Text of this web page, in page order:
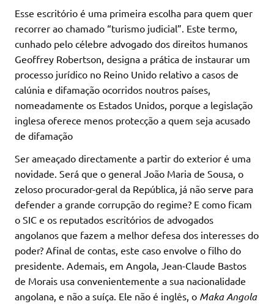
Esse escritório é uma primeira escolha para quem quer
recorrer ao chamado “turismo judicial”. Este termo,
cunhado pelo célebre advogado dos direitos humanos
Geoffrey Robertson, designa a prática de instaurar um
processo jurídico no Reino Unido relativo a casos de
calúnia e difamação ocorridos noutros países,
nomeadamente os Estados Unidos, porque a legislação
inglesa oferece menos protecção a quem seja acusado
de difamação
Ser ameaçado directamente a partir do exterior é uma
novidade. Será que o general João Maria de Sousa, o
zeloso procurador-geral da República, já não serve para
defender a grande corrupção do regime? E como ficam
o SIC e os reputados escritórios de advogados
angolanos que fazem a melhor defesa dos interesses do
poder? Afinal de contas, este caso envolve o filho do
presidente. Ademais, em Angola, Jean-Claude Bastos
de Morais usa convenientemente a sua nacionalidade
angolana, e não a suíça. Ele não é inglês, o Maka Angola